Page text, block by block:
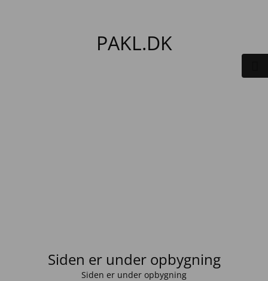
PAKL.DK
Siden er under opbygning
Siden er under opbygning